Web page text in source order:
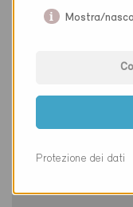
Olten 4600
Nuova
SO-872
Mostra/
Protezione dei dati